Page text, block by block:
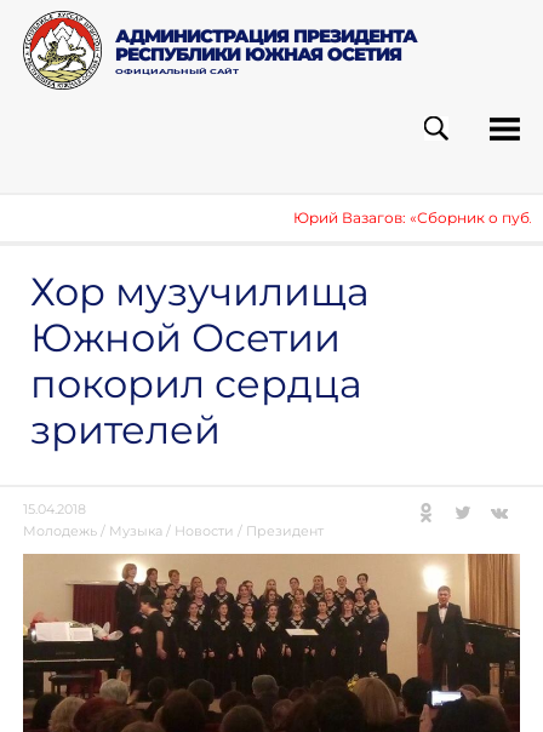
АДМИНИСТРАЦИЯ ПРЕЗИДЕНТА
РЕСПУБЛИКИ ЮЖНАЯ ОСЕТИЯ
ОФИЦИАЛЬНЫЙ САЙТ
ПОИСК
Юрий Вазагов: «Сборник о
Хор музучилища
Южной Осетии
покорил сердца
зрителей
15.04.2018
Молодежь / Музыка / Новости / Президент